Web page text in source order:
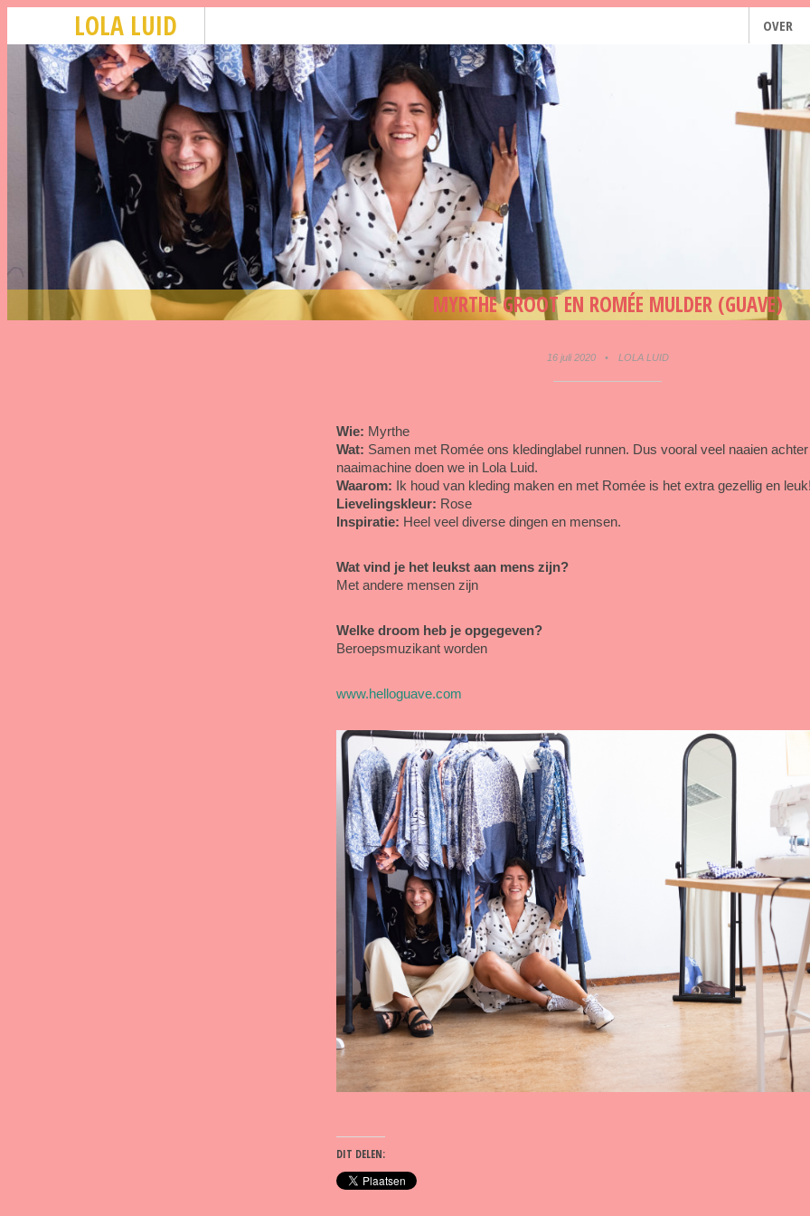
LOLA LUID OVER
MYRTHE GROOT EN ROMÉE MULDER (GUAVE)
16 juli 2020 • LOLA LUID
Wie: Myrthe
Wat: Samen met Romée ons kledinglabel runnen. Dus vooral veel naaien
naaimachine doen we in Lola Luid.
Waarom: Ik houd van kleding maken en met Romée is het extra gezellig en
Lievelingskleur: Rose
Inspiratie: Heel veel diverse dingen en mensen.
Wat vind je het leukst aan mens zijn?
Met andere mensen zijn
Welke droom heb je opgegeven?
Beroepsmuzikant worden
www.helloguave.com
DIT DELEN: